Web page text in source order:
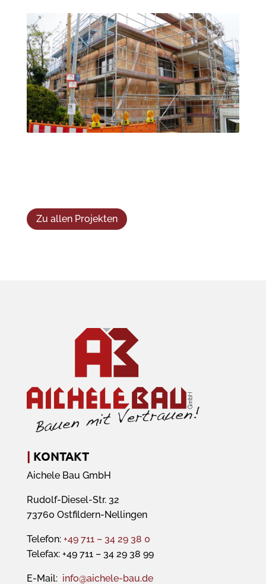
Zu allen Projekten
| KONTAKT
Aichele Bau GmbH
Rudolf-Diesel-Str. 32
73760 Ostfildern-Nellingen
Telefon: +49 711 – 34 29 38 0
Telefax: +49 711 – 34 29 38 99
E-Mail: info@aichele-bau.de